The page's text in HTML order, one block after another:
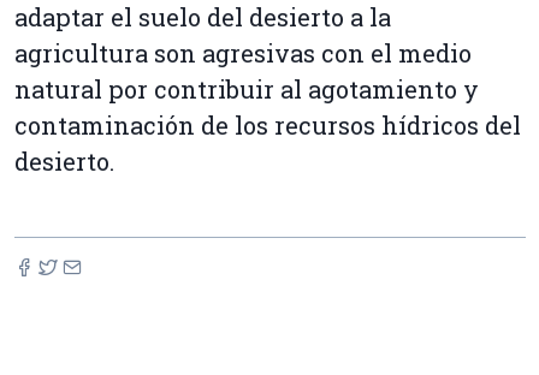
adaptar el suelo del desierto a la
agricultura son agresivas con el medio
natural por contribuir al agotamiento y
contaminación de los recursos hídricos del
desierto.